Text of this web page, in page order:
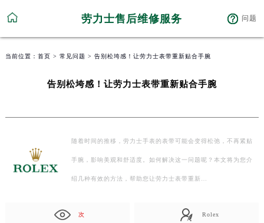
劳力士售后维修服务 问题
当前位置： 首页 > 常见问题 > 告别松垮感！让劳力士表带重新贴合手腕
告别松垮感！让劳力士表带重新贴合手腕
随着时间的推移，劳力士手表的表带可能会变得松弛，不再紧贴
手腕，影响美观和舒适度。如何解决这一问题呢？本文将为您介
绍几种有效的方法，帮助您让劳力士表带重新…
次 Rolex